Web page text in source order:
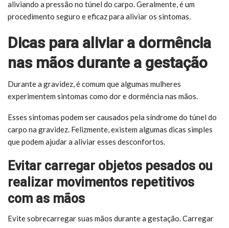
aliviando a pressão no túnel do carpo. Geralmente, é um
procedimento seguro e eficaz para aliviar os sintomas.
Dicas para aliviar a dormência
nas mãos durante a gestação
Durante a gravidez, é comum que algumas mulheres
experimentem sintomas como dor e dormência nas mãos.
Esses sintomas podem ser causados pela síndrome do túnel do
carpo na gravidez. Felizmente, existem algumas dicas simples
que podem ajudar a aliviar esses desconfortos.
Evitar carregar objetos pesados ou
realizar movimentos repetitivos
com as mãos
Evite sobrecarregar suas mãos durante a gestação. Carregar